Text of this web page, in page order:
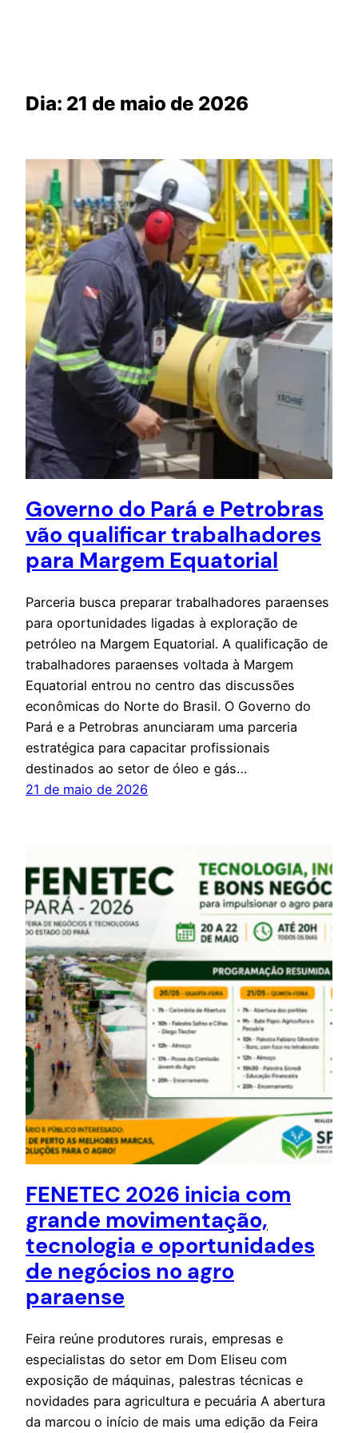
Dia: 21 de maio de 2026
Governo do Pará e Petrobras
vão qualificar trabalhadores
para Margem Equatorial
Parceria busca preparar trabalhadores paraenses
para oportunidades ligadas à exploração de
petróleo na Margem Equatorial. A qualificação de
trabalhadores paraenses voltada à Margem
Equatorial entrou no centro das discussões
econômicas do Norte do Brasil. O Governo do
Pará e a Petrobras anunciaram uma parceria
estratégica para capacitar profissionais
destinados ao setor de óleo e gás…
21 de maio de 2026
FENETEC 2026 inicia com
grande movimentação,
tecnologia e oportunidades
de negócios no agro
paraense
Feira reúne produtores rurais, empresas e
especialistas do setor em Dom Eliseu com
exposição de máquinas, palestras técnicas e
novidades para agricultura e pecuária A abertura
da marcou o início de mais uma edição da Feira